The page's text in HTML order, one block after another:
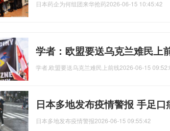
日本药企为何组团来华抢药2026-06-15 10:45:42
学者：欧盟要送乌克兰难民上
学者,欧盟要送乌克兰难民上前线2026-06-15
日本多地发布疫情警报 手足口
日本多地发布疫情警报2026-06-15 09:55:42